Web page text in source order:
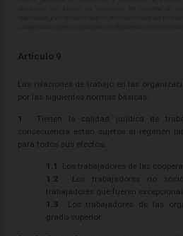
Artículo 9
Las relaciones de trabajo en las
por las siguientes normas básicas:
1. Tienen la calidad jurídica de
consecuencia están sujetos al régimen
para todos sus efectos;
1.1
Los trabajadores de las
1.2 Los trabajadores no
trabajadores que fueren
1.3 Los trabajadores de las
grado superior.